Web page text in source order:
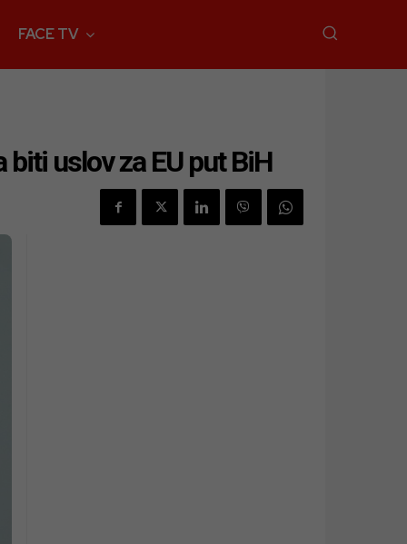
FACE TV
uslov za EU put BiH